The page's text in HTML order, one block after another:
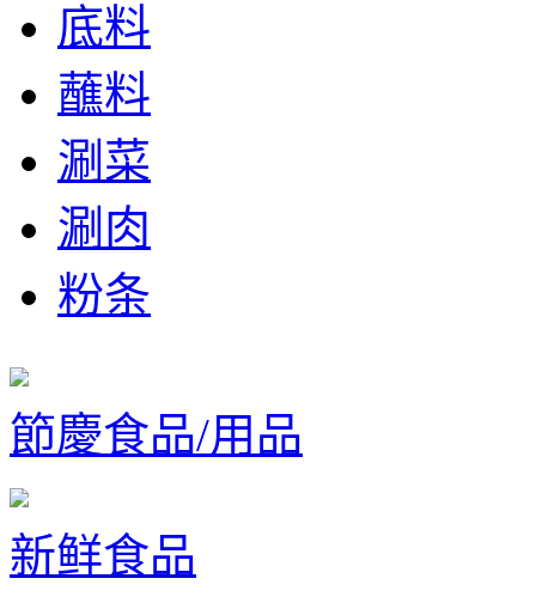
底料
蘸料
涮菜
涮肉
粉条
節慶食品/用品
新鲜食品